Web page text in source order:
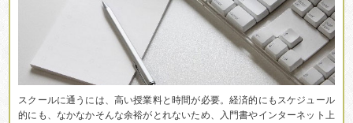
スクールに通うには、高い授業料と時間が必要。経済的にもスケジュール
的にも、なかなかそんな余裕がとれないため、入門書やインターネット上